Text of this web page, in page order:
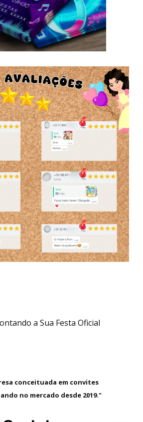
a Sua Festa Oficial
conceituada em convites
no mercado desde 2019."